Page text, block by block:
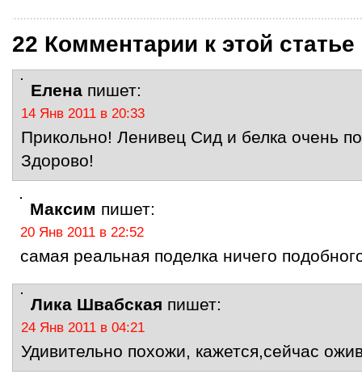
22 Комментарии к этой статье
Елена пишет:
14 Янв 2011 в 20:33
Прикольно! Ленивец Сид и белка очень
Здорово!
Максим пишет:
20 Янв 2011 в 22:52
самая реальная поделка ничего
Лика Швабская пишет:
24 Янв 2011 в 04:21
Удивительно похожи, кажется,сейчас